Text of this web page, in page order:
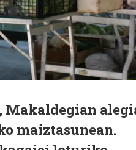
Makaldegian
maiztasunean.